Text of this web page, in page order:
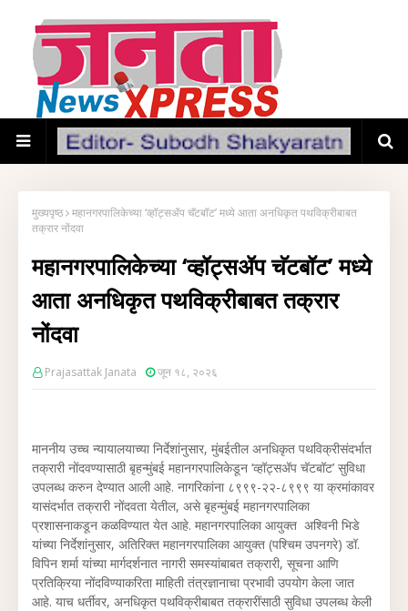
मुख्यपृष्ठ महानगरपालिकेच्या ‘व्हॉट्सॲप चॅटबॉट’ मध्ये आता अनधिकृत पथविक्रीबाबत
तक्रार नोंदवा
महानगरपालिकेच्या ‘व्हॉट्सॲप चॅटबॉट’ मध्ये
आता अनधिकृत पथविक्रीबाबत तक्रार
नोंदवा
Prajasattak Janata जून १८, २०२६
माननीय उच्च न्यायालयाच्या निर्देशांनुसार, मुंबईतील अनधिकृत पथविक्रीसंदर्भात
तक्रारी नोंदवण्यासाठी बृहन्मुंबई महानगरपालिकेडून ‘व्हॉट्सॲप चॅटबॉट’ सुविधा
उपलब्ध करुन देण्यात आली आहे. नागरिकांना ८९९९-२२-८९९९ या क्रमांकावर
यासंदर्भात तक्रारी नोंदवता येतील, असे बृहन्मुंबई महानगरपालिका
प्रशासनाकडून कळविण्यात येत आहे. महानगरपालिका आयुक्त अश्विनी भिडे
यांच्या निर्देशांनुसार, अतिरिक्त महानगरपालिका आयुक्त (पश्चिम उपनगरे) डॉ.
विपिन शर्मा यांच्या मार्गदर्शनात नागरी समस्यांबाबत तक्रारी, सूचना आणि
प्रतिक्रिया नोंदविण्याकरिता माहिती तंत्रज्ञानाचा प्रभावी उपयोग केला जात
आहे. याच धर्तीवर, अनधिकृत पथविक्रीबाबत तक्रारींसाठी सुविधा उपलब्ध केली